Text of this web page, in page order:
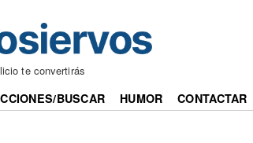
te convertirás
BUSCAR HUMOR CONTACTAR